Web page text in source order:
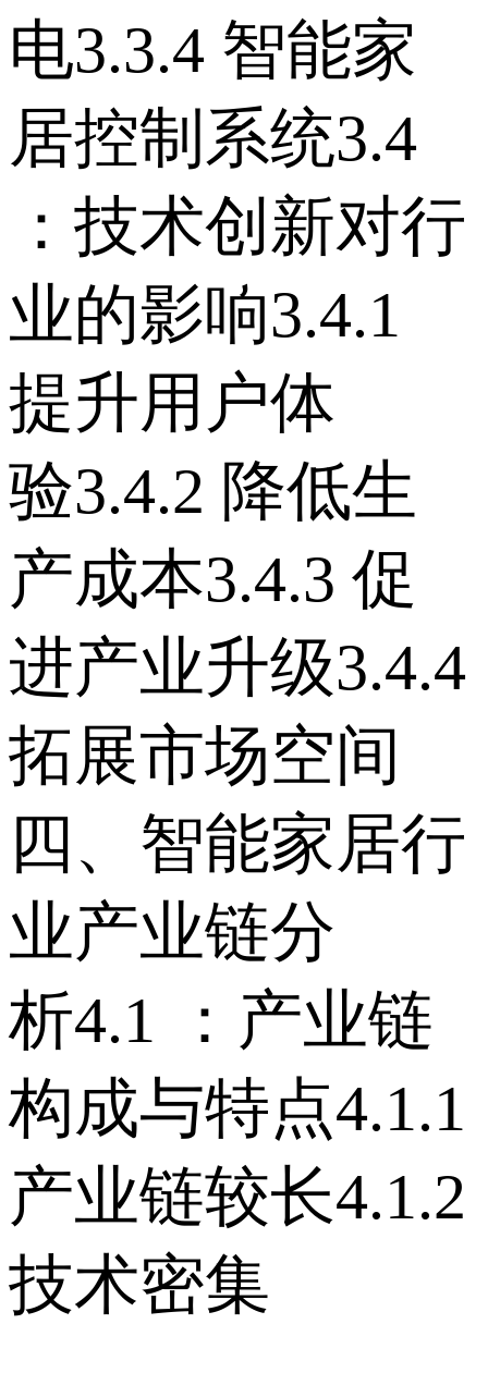
电 3.3.4 智能家
居控制系统 3.4
：技术创新对行
业的影响 3.4.1
提升用户体
验 3.4.2 降低生
产成本 3.4.3 促
进产业升级 3.4.4
拓展市场空间
四、智能家居行
业产业链分
析 4.1 ：产业链
构成与特点 4.1.1
产业链较长 4.1.2
技术密集